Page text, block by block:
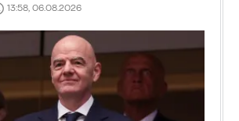
13:58, 06.08.2026